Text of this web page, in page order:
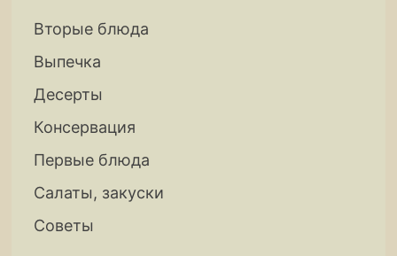
Вторые блюда
Выпечка
Десерты
Консервация
Первые блюда
Салаты, закуски
Советы